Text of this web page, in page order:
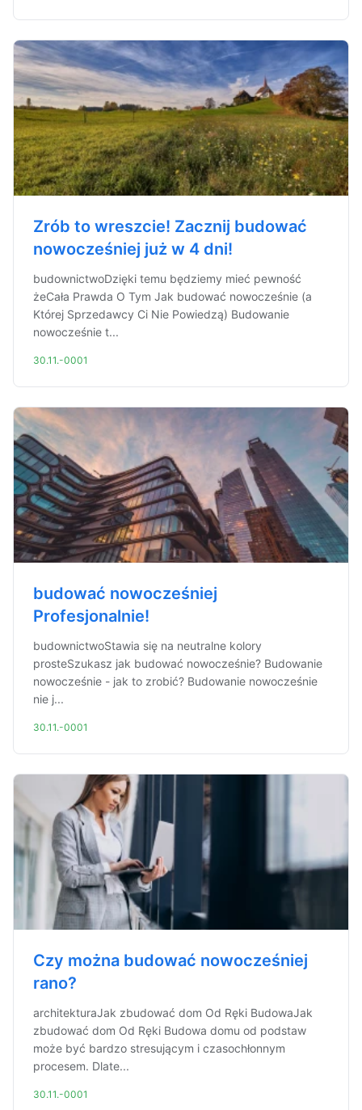
Zrób to wreszcie! Zacznij budować
nowocześniej już w 4 dni!
budownictwoDzięki temu będziemy mieć pewność
żeCała Prawda O Tym Jak budować nowocześnie (a
Której Sprzedawcy Ci Nie Powiedzą) Budowanie
nowocześnie t...
30.11.-0001
budować nowocześniej
Profesjonalnie!
budownictwoStawia się na neutralne kolory
prosteSzukasz jak budować nowocześnie? Budowanie
nowocześnie - jak to zrobić? Budowanie nowocześnie
nie j...
30.11.-0001
Czy można budować nowocześniej
rano?
architekturaJak zbudować dom Od Ręki BudowaJak
zbudować dom Od Ręki Budowa domu od podstaw
może być bardzo stresującym i czasochłonnym
procesem. Dlate...
30.11.-0001